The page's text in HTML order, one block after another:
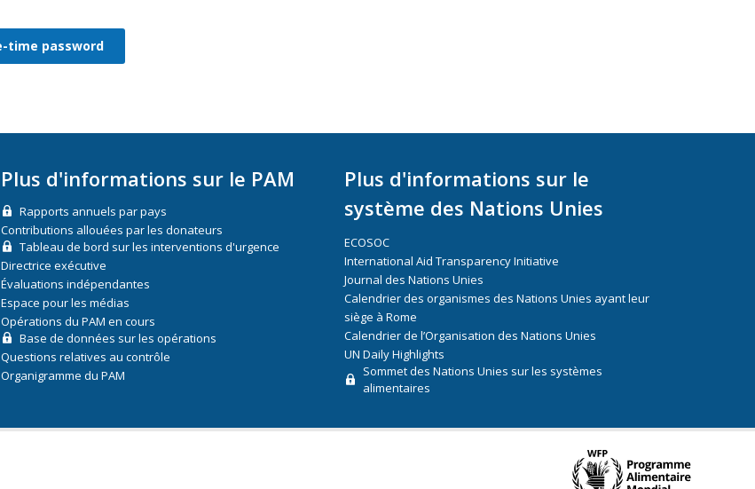
Plus d'informations sur le PAM
Rapports annuels par pays
Contributions allouées par les donateurs
Tableau de bord sur les interventions d'urgence
Directrice exécutive
Évaluations indépendantes
Espace pour les médias
Opérations du PAM en cours
Base de données sur les opérations
Questions relatives au contrôle
Organigramme du PAM
Plus d'informations sur le
système des Nations Unies
ECOSOC
International Aid Transparency Initiative
Journal des Nations Unies
Calendrier des organismes des Nations Unies ayant leur
siège à Rome
Calendrier de l’Organisation des Nations Unies
UN Daily Highlights
Sommet des Nations Unies sur les systèmes
alimentaires